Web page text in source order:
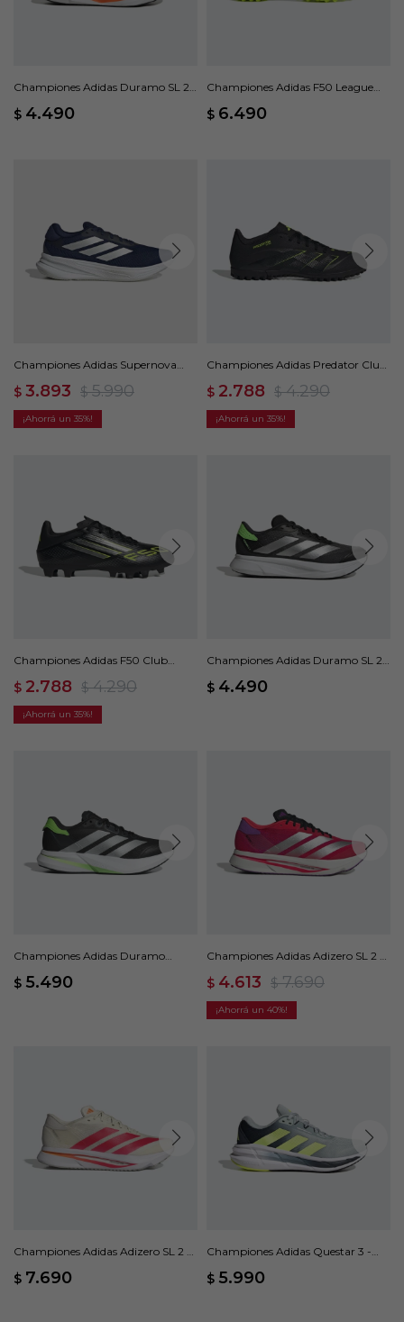
Championes Adidas Duramo SL 2 -
$ 4.490
Championes Adidas F50 League
$ 6.490
Championes Adidas Supernova
$ 3.893 $ 5.990
35
Championes Adidas Predator Club
$ 2.788 $ 4.290
35
Championes Adidas F50 Club
$ 2.788 $ 4.290
35
Championes Adidas Duramo SL 2 -
$ 4.490
Championes Adidas Duramo
$ 5.490
Championes Adidas Adizero SL 2 -
$ 4.613 $ 7.690
40
Championes Adidas Adizero SL 2 -
$ 7.690
Championes Adidas Questar 3 -
$ 5.990